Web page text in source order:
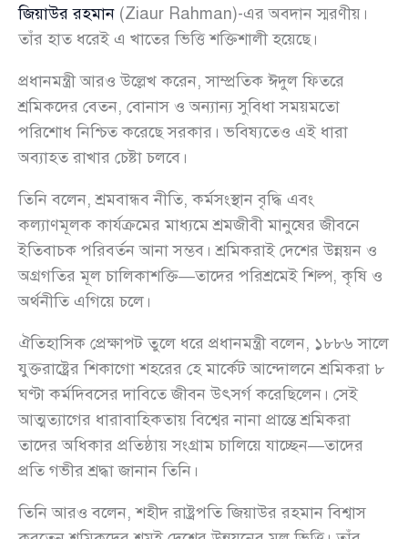
জিয়াউর রহমান (Ziaur Rahman)-এর অবদান স্মরণীয়।
তাঁর হাত ধরেই এ খাতের ভিত্তি শক্তিশালী হয়েছে।
প্রধানমন্ত্রী আরও উল্লেখ করেন, সাম্প্রতিক ঈদুল ফিতরে
শ্রমিকদের বেতন, বোনাস ও অন্যান্য সুবিধা সময়মতো
পরিশোধ নিশ্চিত করেছে সরকার। ভবিষ্যতেও এই ধারা
অব্যাহত রাখার চেষ্টা চলবে।
তিনি বলেন, শ্রমবান্ধব নীতি, কর্মসংস্থান বৃদ্ধি এবং
কল্যাণমূলক কার্যক্রমের মাধ্যমে শ্রমজীবী মানুষের জীবনে
ইতিবাচক পরিবর্তন আনা সম্ভব। শ্রমিকরাই দেশের উন্নয়ন ও
অগ্রগতির মূল চালিকাশক্তি—তাদের পরিশ্রমেই শিল্প, কৃষি ও
অর্থনীতি এগিয়ে চলে।
ঐতিহাসিক প্রেক্ষাপট তুলে ধরে প্রধানমন্ত্রী বলেন, ১৮৮৬ সালে
যুক্তরাষ্ট্রের শিকাগো শহরের হে মার্কেট আন্দোলনে শ্রমিকরা ৮
ঘণ্টা কর্মদিবসের দাবিতে জীবন উৎসর্গ করেছিলেন। সেই
আত্মত্যাগের ধারাবাহিকতায় বিশ্বের নানা প্রান্তে শ্রমিকরা
তাদের অধিকার প্রতিষ্ঠায় সংগ্রাম চালিয়ে যাচ্ছেন—তাদের
প্রতি গভীর শ্রদ্ধা জানান তিনি।
তিনি আরও বলেন, শহীদ রাষ্ট্রপতি জিয়াউর রহমান বিশ্বাস